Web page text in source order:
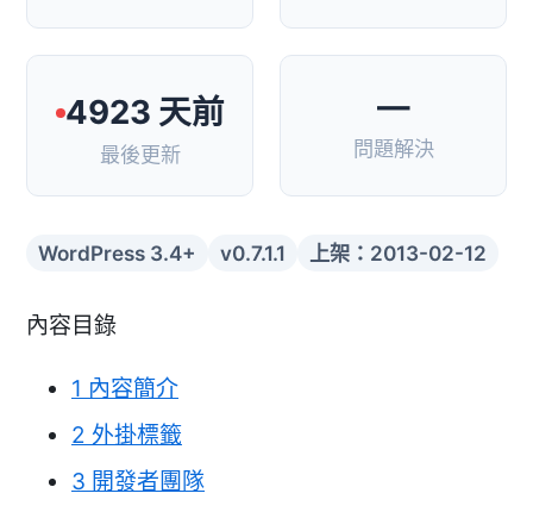
4923 天前
最後更新
—
問題解決
WordPress 3.4+ v0.7.1.1 上架：2013-02-12
內容目錄
1 內容簡介
2 外掛標籤
3 開發者團隊